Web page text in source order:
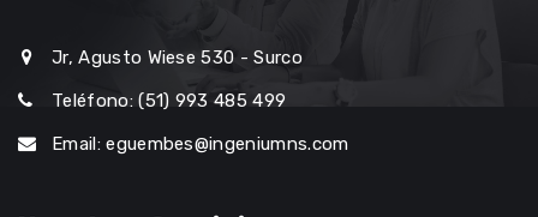
Jr, Agusto Wiese 530 - Surco
Teléfono: (51) 993 485 499
Email: eguembes@ingeniumns.com